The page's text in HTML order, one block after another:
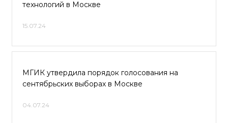
технологий в Москве
15.07.24
МГИК утвердила порядок голосования на
сентябрьских выборах в Москве
04.07.24